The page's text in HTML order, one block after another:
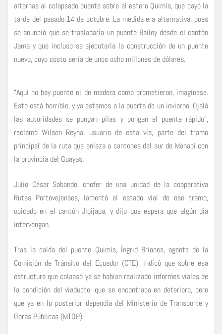
alternas al colapsado puente sobre el estero Quimís, que cayó la
tarde del pasado 14 de octubre. La medida era alternativa, pues
se anunció que se trasladaría un puente Bailey desde el cantón
Jama y que incluso se ejecutaría la construcción de un puente
nuevo, cuyo costo sería de unos ocho millones de dólares.
“Aquí no hay puente ni de madera como prometieron, imagínese.
Esto está horrible, y ya estamos a la puerta de un invierno. Ojalá
las autoridades se pongan pilas y pongan el puente rápido”,
reclamó Wilson Reyna, usuario de esta vía, parte del tramo
principal de la ruta que enlaza a cantones del sur de Manabí con
la provincia del Guayas.
Julio César Sabando, chofer de una unidad de la cooperativa
Rutas Portovejenses, lamentó el estado vial de ese tramo,
ubicado en el cantón Jipijapa, y dijo que espera que algún día
intervengan.
Tras la caída del puente Quimís, Íngrid Briones, agente de la
Comisión de Tránsito del Ecuador (CTE), indicó que sobre esa
estructura que colapsó ya se habían realizado informes viales de
la condición del viaducto, que se encontraba en deterioro, pero
que ya en lo posterior dependía del Ministerio de Transporte y
Obras Públicas (MTOP).